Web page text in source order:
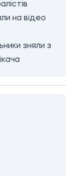
на відео
зняли з